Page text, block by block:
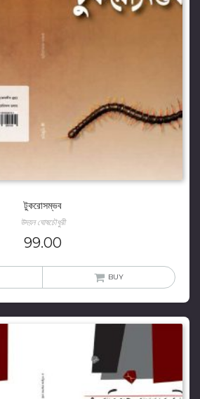
টুকরোসম্ভব
উদয়ন ঘোষচৌধুরী
99.00
BUY